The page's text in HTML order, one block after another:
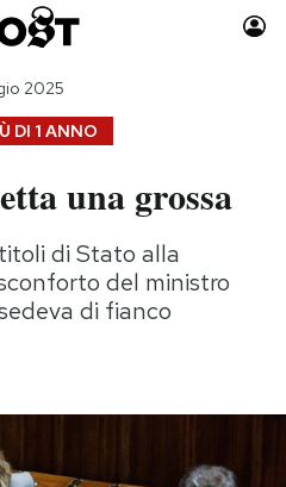
Auto
Moda
Consumismi
Storie/Idee
Mondiali calcio 2026
DI 1 ANNO
2025
una grossa
di Stato alla
del ministro
di fianco